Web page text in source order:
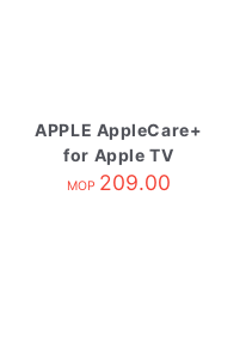
APPLE AppleCare+
for Apple TV
MOP 209.00